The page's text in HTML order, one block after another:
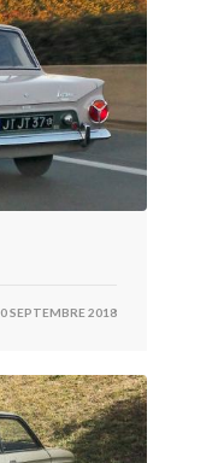
SEPTEMBRE 2018